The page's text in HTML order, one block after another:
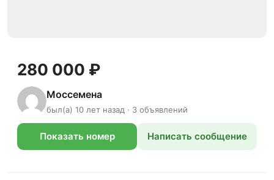
280 000 ₽
Моссемена
был(а) 10 лет назад · 3 объявлений
Показать номер Написать сообщение